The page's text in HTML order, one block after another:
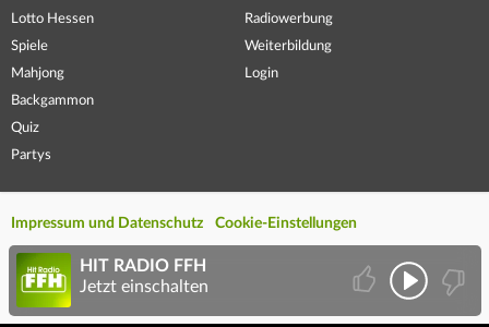
Lotto Hessen
Spiele
Mahjong
Backgammon
Quiz
Partys
Radiowerbung
Weiterbildung
Login
Impressum und Datenschutz Cookie-Einstellungen
HIT RADIO FFH
Jetzt einschalten